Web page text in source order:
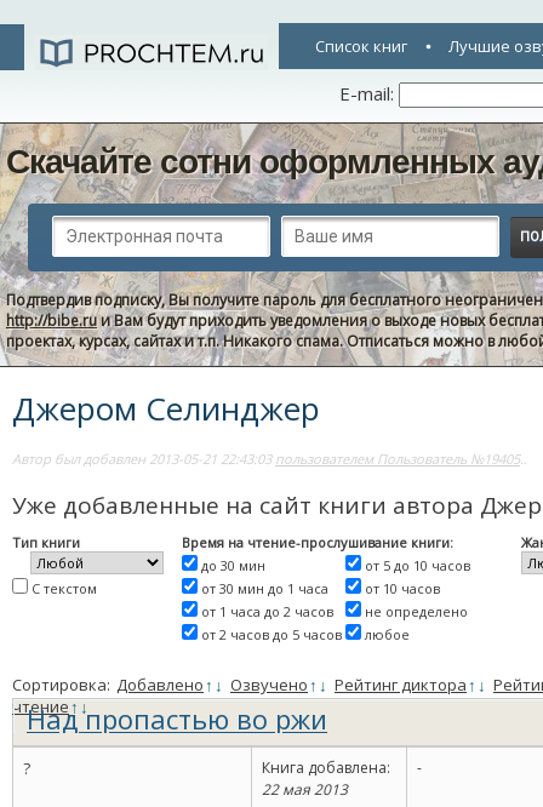
Список книг Лучшие
E-mail:
Скачайте сотни оформленных
Подтвердив подписку, Вы получите пароль для бесплатного
http://bibe.ruи Вам будут приходить уведомления о выходе новых
проектах, курсах, сайтах и т.п. Никакого спама. Отписаться можно в
Джером Селинджер
Автор был добавлен 2013-05-21 22:43:03 пользователем Пользователь №19405..
Уже добавленные на сайт книги автора
Тип книги
С текстом
Время на чтение-прослушивание книги:
до 30 мин
от 30 мин до 1 часа
от 1 часа до 2 часов
от 2 часов до 5 часов
от 5 до 10 часов
от 10 часов
не определено
любое
Сортировка: Добавлено↑ ↓ Озвучено↑ ↓ Рейтинг диктора↑ ↓
чтение↑↓
Над пропастью во ржи
?
Книга добавлена:
22 мая 2013
-